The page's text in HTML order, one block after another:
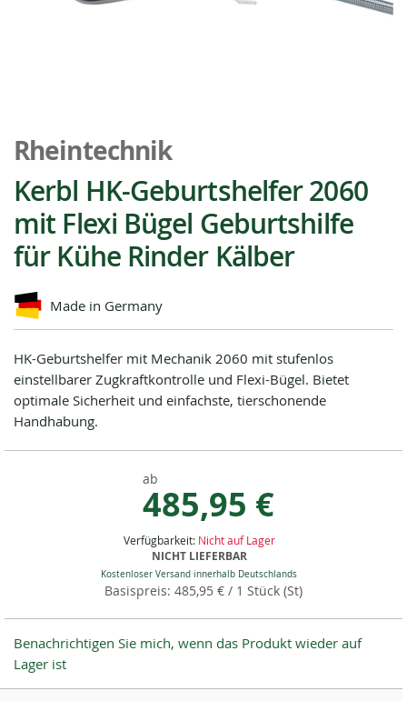
Anfang
der
Bildgalerie
springen
Rheintechnik
Kerbl HK-Geburtshelfer 2060
mit Flexi Bügel Geburtshilfe
für Kühe Rinder Kälber
Made in Germany
HK-Geburtshelfer mit Mechanik 2060 mit stufenlos
einstellbarer Zugkraftkontrolle und Flexi-Bügel. Bietet
optimale Sicherheit und einfachste, tierschonende
Handhabung.
ab
485,95 €
485,95 € / 1 Stück (St)
Verfügbarkeit: Nicht auf Lager
NICHT LIEFERBAR
Kostenloser Versand innerhalb Deutschlands
Benachrichtigen Sie mich, wenn das Produkt wieder auf
Lager ist